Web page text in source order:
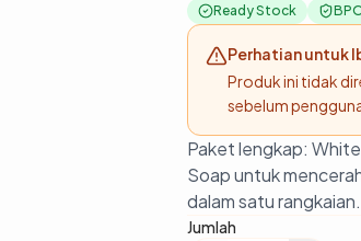
Ready Stock
Perhatian untuk
Produk ini tidak
sebelum
Paket lengkap:
Soap untuk
dalam satu rangkaian.
Jumlah